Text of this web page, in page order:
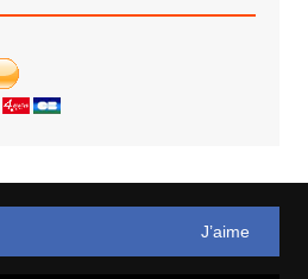
J’aime